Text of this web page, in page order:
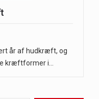
år af hudkræft, og
kræftformer i…